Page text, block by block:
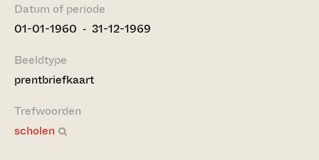
Datum of periode
01-01-1960 ‐ 31-12-1969
Beeldtype
prentbriefkaart
Trefwoorden
scholen